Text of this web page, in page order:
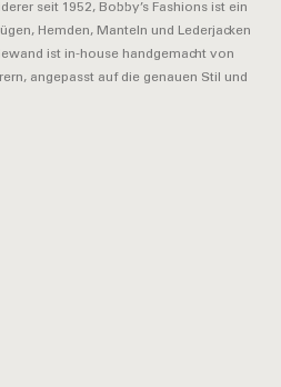
seit 1952, Bobby’s Fashions ist ein
Hemden, Manteln und Lederjacken
ist in-house handgemacht von
angepasst auf die genauen Stil und